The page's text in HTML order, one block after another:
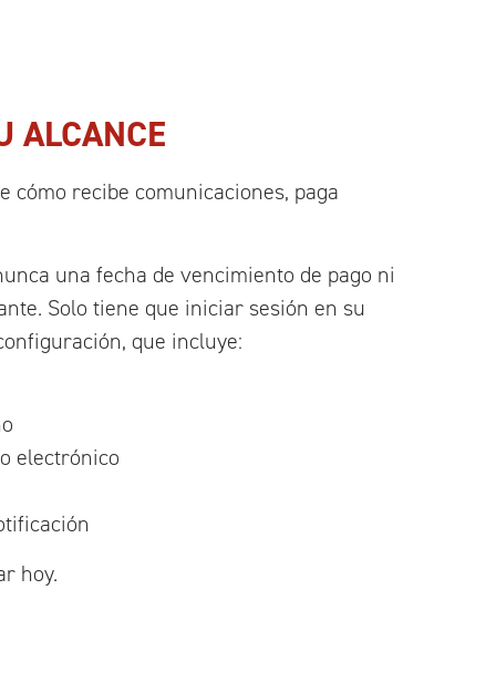
ALCANCE
cómo recibe comunicaciones, paga
una fecha de vencimiento de pago ni
Solo tiene que iniciar sesión en su
que incluye:
electrónico
hoy.